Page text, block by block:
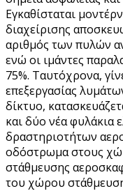
Εγκαθίσταται
διαχείρισης
αριθμός των πυλών
ενώ οι ιμάντες
75%. Ταυτόχρονα,
επεξεργασίας
δίκτυο,
και δύο νέα φυλάκια
δραστηριοτήτων
οδόστρωμα στους
στάθμευσης
του χώρου